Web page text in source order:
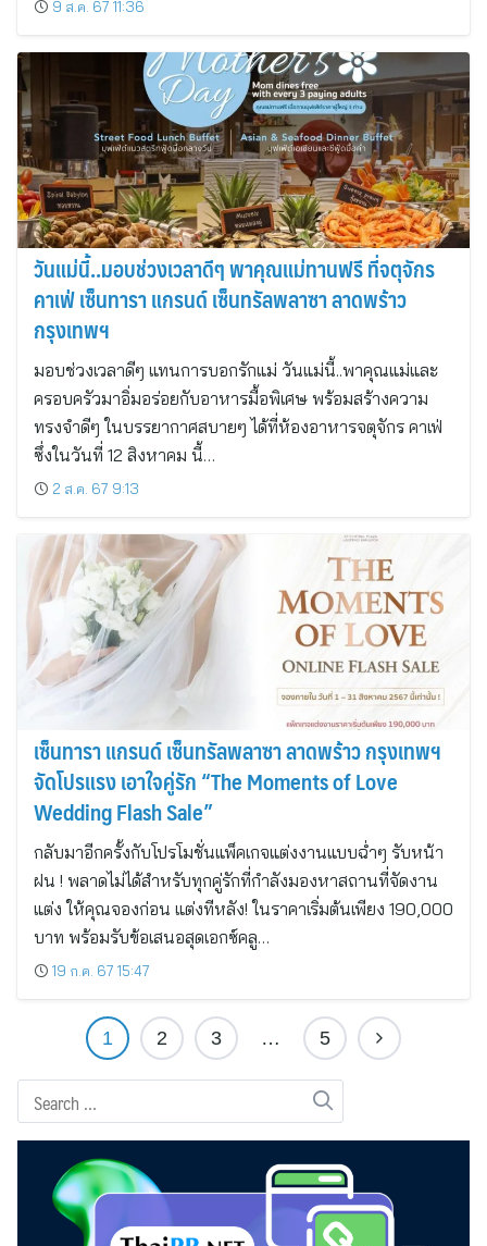
9 ส.ค. 67 11:36
วันแม่นี้..มอบช่วงเวลาดีๆ พาคุณแม่ทานฟรี ที่จตุจักร
คาเฟ่ เซ็นทารา แกรนด์ เซ็นทรัลพลาซา ลาดพร้าว
กรุงเทพฯ
มอบช่วงเวลาดีๆ แทนการบอกรักแม่ วันแม่นี้..พาคุณแม่และ
ครอบครัวมาอิ่มอร่อยกับอาหารมื้อพิเศษ พร้อมสร้างความ
ทรงจำดีๆ ในบรรยากาศสบายๆ ได้ที่ห้องอาหารจตุจักร คาเฟ่
ซึ่งในวันที่ 12 สิงหาคม นี้…
2 ส.ค. 67 9:13
เซ็นทารา แกรนด์ เซ็นทรัลพลาซา ลาดพร้าว กรุงเทพฯ
จัดโปรแรง เอาใจคู่รัก “The Moments of Love
Wedding Flash Sale”
กลับมาอีกครั้งกับโปรโมชั่นแพ็คเกจแต่งงานแบบฉ่ำๆ รับหน้า
ฝน ! พลาดไม่ได้สำหรับทุกคู่รักที่กำลังมองหาสถานที่จัดงาน
แต่ง ให้คุณจองก่อน แต่งทีหลัง! ในราคาเริ่มต้นเพียง 190,000
บาท พร้อมรับข้อเสนอสุดเอกซ์คลู…
19 ก.ค. 67 15:47
1 2 3 … 5